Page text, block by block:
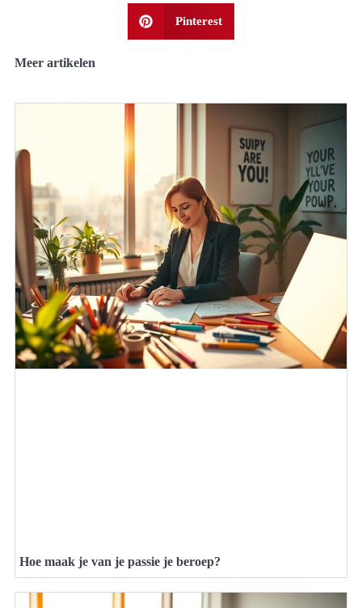
Pinterest
Meer artikelen
Hoe maak je van je passie je beroep?